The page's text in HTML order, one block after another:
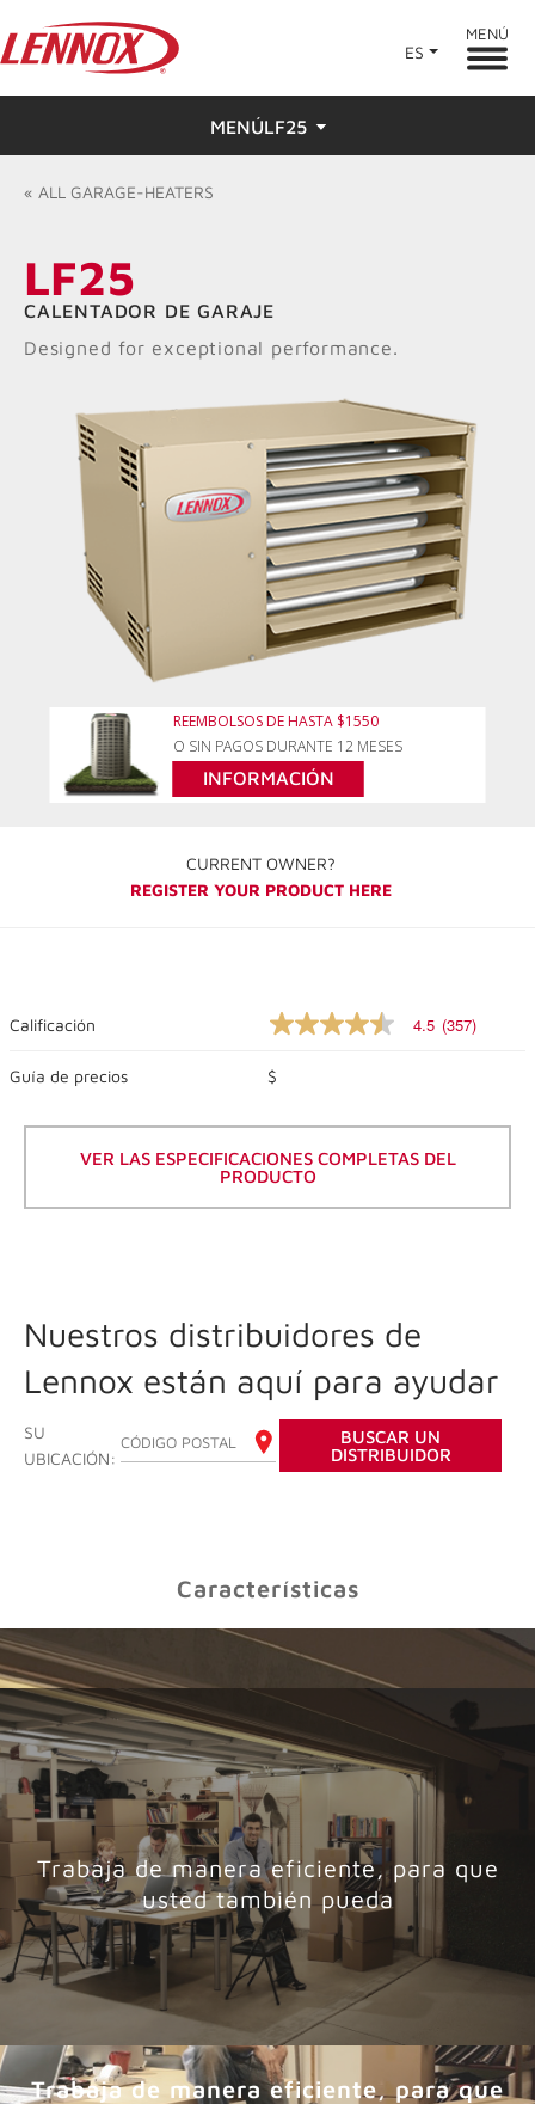
ES
MENÚ
MENÚLF25
Descripción general
Calificaciones y reseñas
Buscar un distribuidor
Resources
« ALL GARAGE-HEATERS
LF25
CALENTADOR DE GARAJE
Designed for exceptional performance.
REEMBOLSOS DE HASTA $1550
O SIN PAGOS DURANTE 12 MESES
INFORMACIÓN
CURRENT OWNER?
REGISTER YOUR PRODUCT HERE
Calificación
4.5
of
5
average
rating
value.
Read
357
4.5 (357)
Guía de precios $
VER LAS ESPECIFICACIONES COMPLETAS DEL
PRODUCTO
Nuestros distribuidores de
Lennox están aquí para ayudar
SU
UBICACIÓN:
INGRESE SU CÓDIGO POSTAL
BUSCAR UN
DISTRIBUIDOR
Características
Trabaja de manera eficiente, para que
usted también pueda
Trabaja de manera eficiente, para que